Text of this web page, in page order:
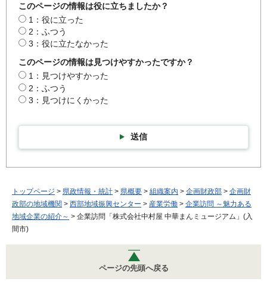
このページの情報は役に立ちましたか？
1：役に立った
2：ふつう
3：役に立たなかった
このページの情報は見つけやすかったですか？
1：見つけやすかった
2：ふつう
3：見つけにくかった
送信
トップページ > 県政情報・統計 > 県概要 > 組織案内 > 企画財政部 > 企画財
政部の地域機関 > 西部地域振興センター > 産業労働 > 企業訪問 ～魅力ある
地域企業の紹介～ > 企業訪問「株式会社中村屋 中華まんミュージアム」(入
間市)
ページの先頭へ戻る